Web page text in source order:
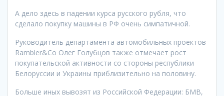
А дело здесь в падении курса русского рубля, что
сделало покупку машины в РФ очень симпатичной.
Руководитель департамента автомобильных проектов
Rambler&Co Олег Голубцов также отмечает рост
покупательской активности со стороны республики
Белоруссии и Украины приблизительно на половину.
Больше иных вывозят из Российской Федерации: БМВ,